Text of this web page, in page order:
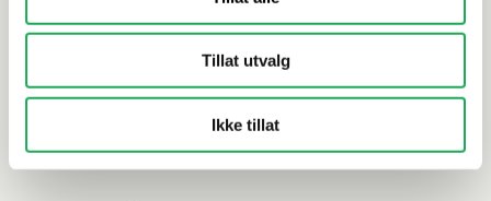
Tillat utvalg
Ikke tillat